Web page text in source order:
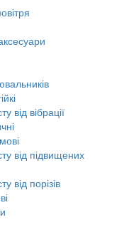
від вібрації
від підвищених
від порізів